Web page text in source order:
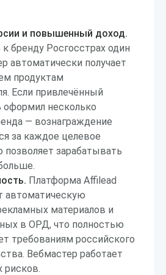
и повышенный доход.
бренду Росгосстрах один
автоматически получает
продуктам
Если привлечённый
оформил несколько
— вознаграждение
за каждое целевое
позволяет зарабатывать
Платформа Affilead
автоматическую
материалов и
в ОРД, что полностью
требованиям российского
Вебмастер работает
рисков.